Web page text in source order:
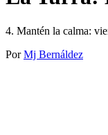
4. Mantén la calma:
Por Mj Bernáldez